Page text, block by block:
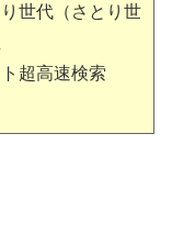
世代（さとり世
超高速検索